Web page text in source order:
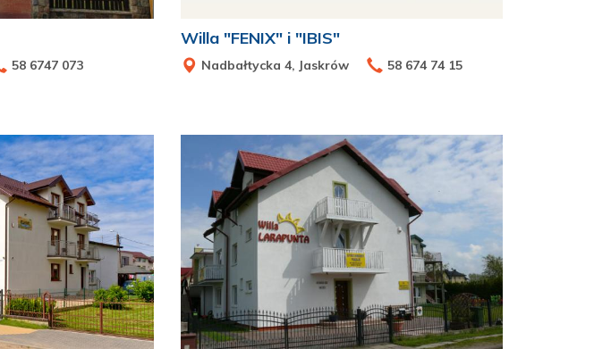
58 6747 073
Willa "FENIX" i "IBIS"
Nadbałtycka 4, Jaskrów 58 674 74 15